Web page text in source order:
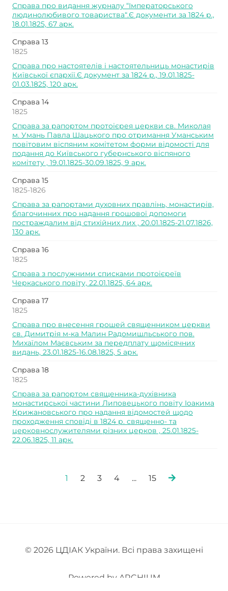
Справа про видання журналу “Імператорського
людинолюбивого товариства“.Є документи за 1824 р.,
18.01.1825, 67 арк.
Справа 13
1825
Справа про настоятелів і настоятельниць монастирів
Київської єпархії.Є документ за 1824 р., 19.01.1825-
01.03.1825, 120 арк.
Справа 14
1825
Справа за рапортом протоієрея церкви св. Миколая
м. Умань Павла Шацького про отримання Уманським
повітовим віспяним комітетом форми відомості для
подання до Київського губернського віспяного
комітету , 19.01.1825-30.09.1825, 9 арк.
Справа 15
1825-1826
Справа за рапортами духовних правлінь, монастирів,
благочинних про надання грошової допомоги
постраждалим від стихійних лих , 20.01.1825-21.07.1826,
130 арк.
Справа 16
1825
Справа з послужними списками протоієреїв
Черкаського повіту, 22.01.1825, 64 арк.
Справа 17
1825
Справа про внесення грошей священником церкви
св. Димитрія м-ка Малин Радомишльського пов.
Михаїлом Маєвським за передплату щомісячних
видань, 23.01.1825-16.08.1825, 5 арк.
Справа 18
1825
Справа за рапортом священника-духівника
монастирської частини Липовецького повіту Іоакима
Крижановського про надання відомостей щодо
проходження сповіді в 1824 р. священно- та
церковнослужителями різних церков , 25.01.1825-
22.06.1825, 11 арк.
1 2 3 4 ... 15
© 2026 ЦДІАК України. Всі права захищені
Powered by ARCHIUM